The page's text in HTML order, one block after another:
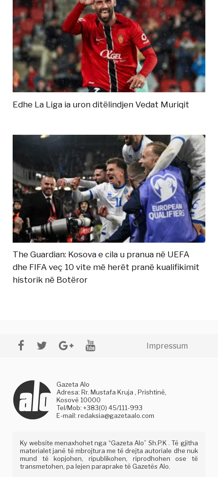
Edhe La Liga ia uron ditëlindjen Vedat Muriqit
The Guardian: Kosova e cila u pranua në UEFA
dhe FIFA veç 10 vite më herët pranë kualifikimit
historik në Botëror
Impressum
Gazeta Alo
Adresa: Rr. Mustafa Kruja , Prishtinë,
Kosovë 10000
Tel/Mob: +383(0) 45/111-993
E-mail:redaksia@gazetaalo.com
Ky website menaxhohet nga “Gazeta Alo” Sh.P.K . Të gjitha
materialet janë të mbrojtura me të drejta autoriale dhe nuk
mund të kopjohen, ripublikohen, riprodhohen ose të
transmetohen, pa lejen paraprake të Gazetës Alo.